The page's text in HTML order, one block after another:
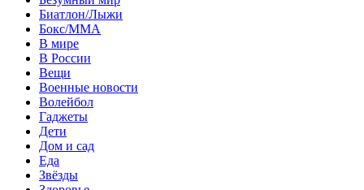
Биатлон/Лыжи
Бокс/MMA
В мире
В России
Вещи
Военные новости
Волейбол
Гаджеты
Дети
Дом и сад
Еда
Звёзды